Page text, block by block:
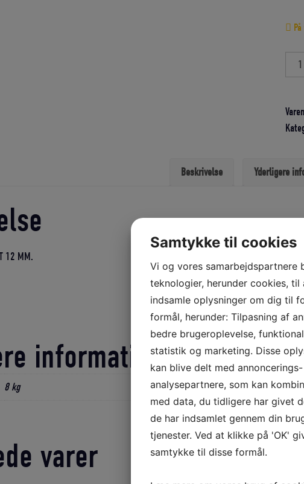
reb
mm
3-
mtr.
Beskrivelse Yderligere
12 MM.
information
8 kg
varer
Samtykke til cookies
Vi og vores samarbejdspartnere
teknologier, herunder cookies, til
indsamle oplysninger om dig til
formål, herunder: Tilpasning af
bedre brugeroplevelse,
statistik og marketing. Disse
kan blive delt med
analysepartnere, som kan
med data, du tidligere har givet
de har indsamlet gennem din
tjenester. Ved at klikke på 'OK'
samtykke til disse formål.